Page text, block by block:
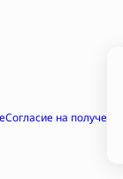
Согласие на